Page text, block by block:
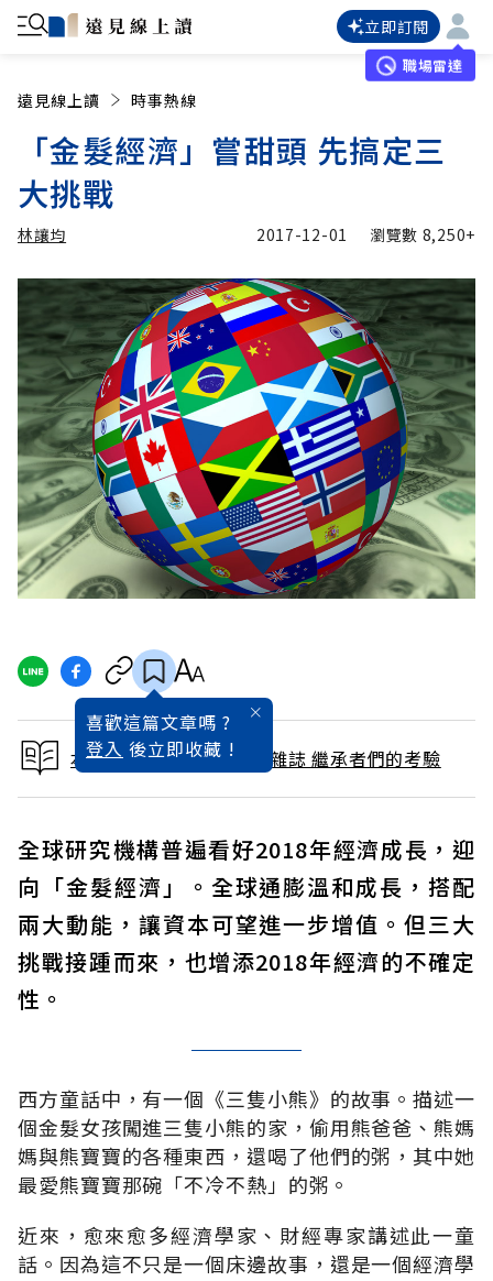
立即訂閱
職場雷達
遠見線上讀 時事熱線
「金髮經濟」嘗甜頭 先搞定三
大挑戰
林讓均
林讓均 加入追蹤
2017-12-01 瀏覽數 8,250+
喜歡這篇文章嗎 ?
登入 後立即收藏 !
本文出自 2017 / 12月號雜誌 繼承者們的考驗
全球研究機構普遍看好2018年經濟成長，迎
向「金髮經濟」。全球通膨溫和成長，搭配
兩大動能，讓資本可望進一步增值。但三大
挑戰接踵而來，也增添2018年經濟的不確定
性。
西方童話中，有一個《三隻小熊》的故事。描述一
個金髮女孩闖進三隻小熊的家，偷用熊爸爸、熊媽
媽與熊寶寶的各種東西，還喝了他們的粥，其中她
最愛熊寶寶那碗「不冷不熱」的粥。
近來，愈來愈多經濟學家、財經專家講述此一童
話。因為這不只是一個床邊故事，還是一個經濟學